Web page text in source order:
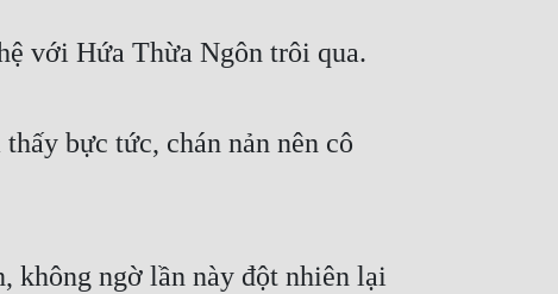
với Hứa Thừa Ngôn trôi qua.
bực tức, chán nản nên cô
không ngờ lần này đột nhiên lại